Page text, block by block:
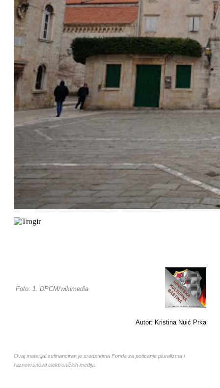
Foto: 1. DPCM/wikimedia
Autor: Kristina Nuić Prka
Ovaj materijal sufinanciran je sredstvima Fonda za poticanje pluralizma i
raznovrsnosti elektroničkih medija.